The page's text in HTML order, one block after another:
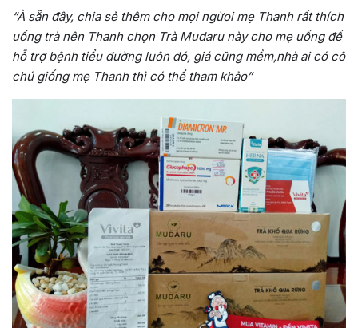
“À sẵn đây, chia sẻ thêm cho mọi ngừoi mẹ Thanh rất thích
uống trà nên Thanh chọn Trà Mudaru này cho mẹ uống để
hỗ trợ bệnh tiểu đường luôn đó, giá cũng mềm,nhà ai có cô
chú giống mẹ Thanh thì có thể tham khảo”